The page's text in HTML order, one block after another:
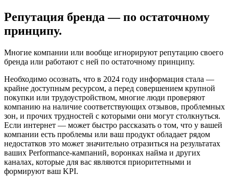
Репутация бренда — по остаточному
принципу.
Многие компании или вообще игнорируют репутацию своего
бренда или работают с ней по остаточному принципу.
Необходимо осознать, что в 2024 году информация стала —
крайне доступным ресурсом, а перед совершением крупной
покупки или трудоустройством, многие люди проверяют
компанию на наличие соответствующих отзывов, проблемных
зон, и прочих трудностей с которыми они могут столкнуться.
Если интернет — может быстро рассказать о том, что у вашей
компании есть проблемы или ваш продукт обладает рядом
недостатков это может значительно отразиться на результатах
ваших Performance-кампаний, воронках найма и других
каналах, которые для вас являются приоритетными и
формируют ваш KPI.